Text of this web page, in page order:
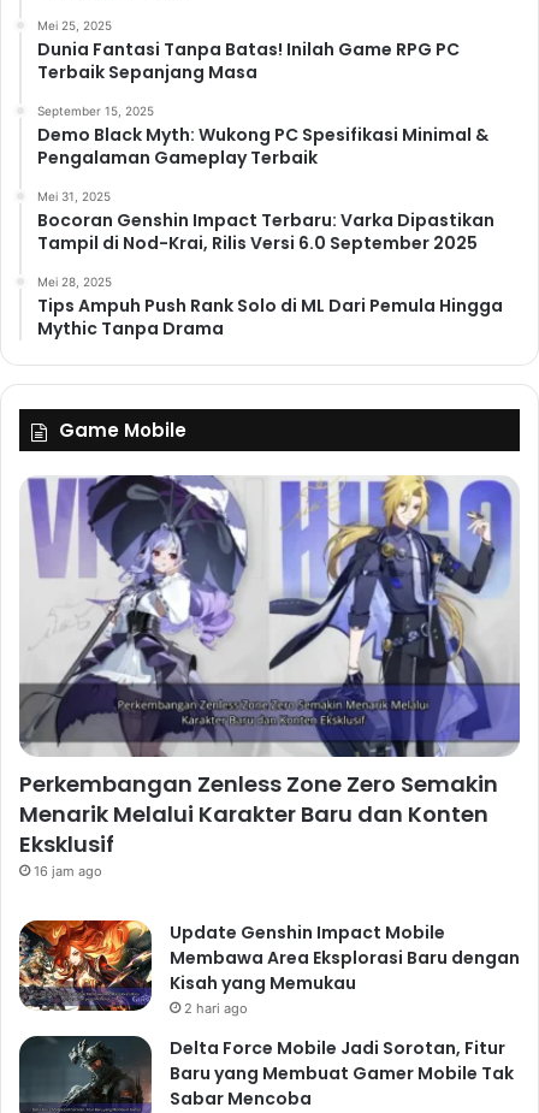
Mei 25, 2025
Dunia Fantasi Tanpa Batas! Inilah Game RPG PC
Terbaik Sepanjang Masa
September 15, 2025
Demo Black Myth: Wukong PC Spesifikasi Minimal &
Pengalaman Gameplay Terbaik
Mei 31, 2025
Bocoran Genshin Impact Terbaru: Varka Dipastikan
Tampil di Nod-Krai, Rilis Versi 6.0 September 2025
Mei 28, 2025
Tips Ampuh Push Rank Solo di ML Dari Pemula Hingga
Mythic Tanpa Drama
Game Mobile
Perkembangan Zenless Zone Zero Semakin
Menarik Melalui Karakter Baru dan Konten
Eksklusif
16 jam ago
Update Genshin Impact Mobile
Membawa Area Eksplorasi Baru dengan
Kisah yang Memukau
2 hari ago
Delta Force Mobile Jadi Sorotan, Fitur
Baru yang Membuat Gamer Mobile Tak
Sabar Mencoba